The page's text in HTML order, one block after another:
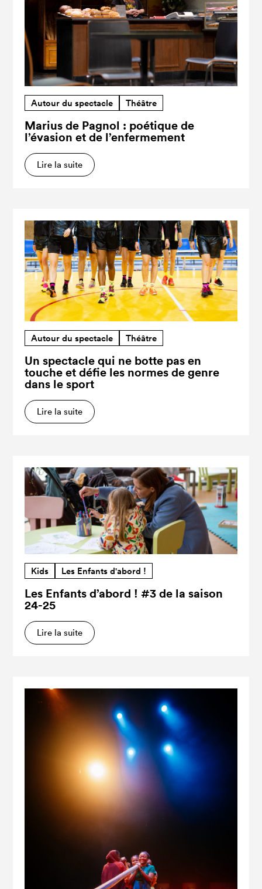
Autour du spectacle Théâtre
Marius de Pagnol : poétique de
l’évasion et de l’enfermement
Lire la suite
Autour du spectacle Théâtre
Un spectacle qui ne botte pas en
touche et défie les normes de genre
dans le sport
Lire la suite
Kids Les Enfants d'abord !
Les Enfants d’abord ! #3 de la saison
24-25
Lire la suite